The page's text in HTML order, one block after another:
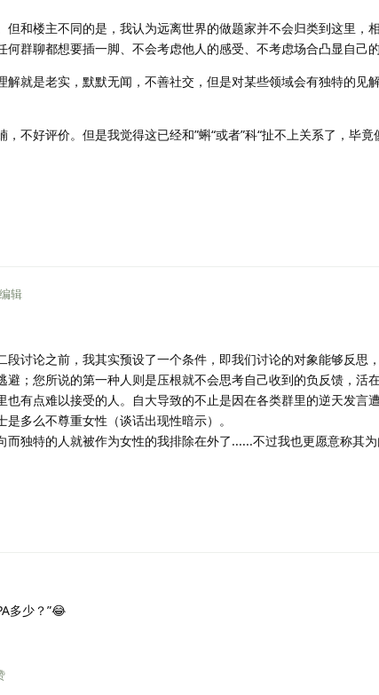
和楼主不同的是，我认为远离世界的做题家并不会归类到这里，
群聊都想要插一脚、不会考虑他人的感受、不考虑场合凸显自己的
就是老实，默默无闻，不善社交，但是对某些领域会有独特的见
不好评价。但是我觉得这已经和”蝌“或者”科“扯不上关系了，毕
辑
讨论之前，我其实预设了一个条件，即我们讨论的对象能够反思
；您所说的第一种人则是压根就不会思考自己收到的负反馈，活
有点难以接受的人。自大导致的不止是因在各类群里的逆天发言
多么不尊重女性（谈话出现性暗示）。
独特的人就被作为女性的我排除在外了......不过我也更愿意称其为
多少？”😂